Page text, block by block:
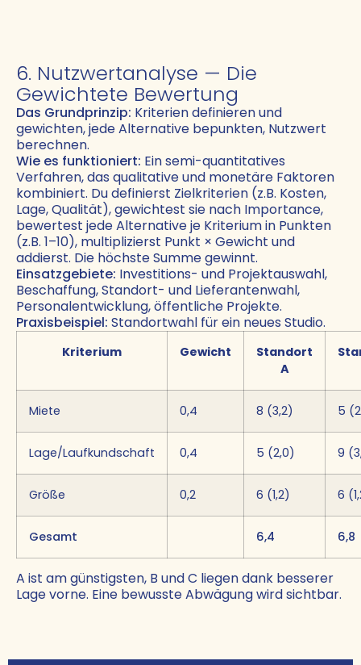
6. Nutzwertanalyse — Die
Gewichtete Bewertung
Das Grundprinzip: Kriterien definieren und
gewichten, jede Alternative bepunkten, Nutzwert
berechnen.
Wie es funktioniert: Ein semi-quantitatives
Verfahren, das qualitative und monetäre Faktoren
kombiniert. Du definierst Zielkriterien (z.B. Kosten,
Lage, Qualität), gewichtest sie nach Importance,
bewertest jede Alternative je Kriterium in Punkten
(z.B. 1–10), multiplizierst Punkt × Gewicht und
addierst. Die höchste Summe gewinnt.
Einsatzgebiete: Investitions- und Projektauswahl,
Beschaffung, Standort- und Lieferantenwahl,
Personalentwicklung, öffentliche Projekte.
Praxisbeispiel: Standortwahl für ein neues Studio.
Kriterium Gewicht
Standort
A
Miete 0,4 8 (3,2) 5
Lage/Laufkundschaft 0,4 5 (2,0) 9
Größe 0,2 6 (1,2) 6
Gesamt 6,4 6,8
A ist am günstigsten, B und C liegen dank besserer
Lage vorne. Eine bewusste Abwägung wird sichtbar.